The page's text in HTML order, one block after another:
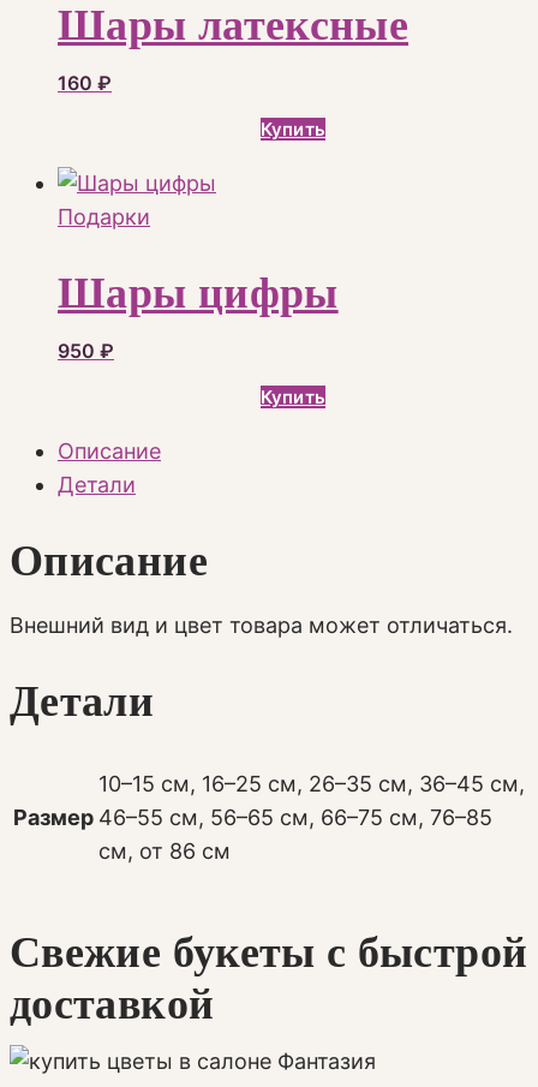
Шары латексные
160 ₽
Купить
Подарки
Шары цифры
950 ₽
Купить
Описание
Детали
Описание
Внешний вид и цвет товара может отличаться.
Детали
Размер
10–15 см, 16–25 см, 26–35 см, 36–45 см,
46–55 см, 56–65 см, 66–75 см, 76–85
см, от 86 см
Свежие букеты с быстрой
доставкой